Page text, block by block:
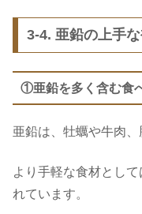
3-4. 亜鉛の上手
①亜鉛を多く含む食
亜鉛は、牡蠣や牛肉、
より手軽な食材とし
れています。